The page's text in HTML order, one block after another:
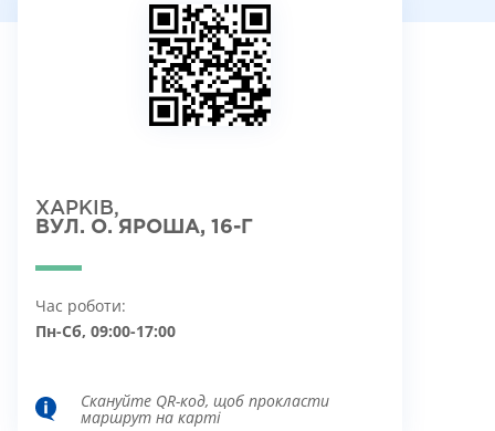
ХАРКІВ,
ВУЛ. О. ЯРОША, 16-Г
Час роботи:
Пн-Сб, 09:00-17:00
Скануйте QR-код, щоб прокласти
маршрут на карті